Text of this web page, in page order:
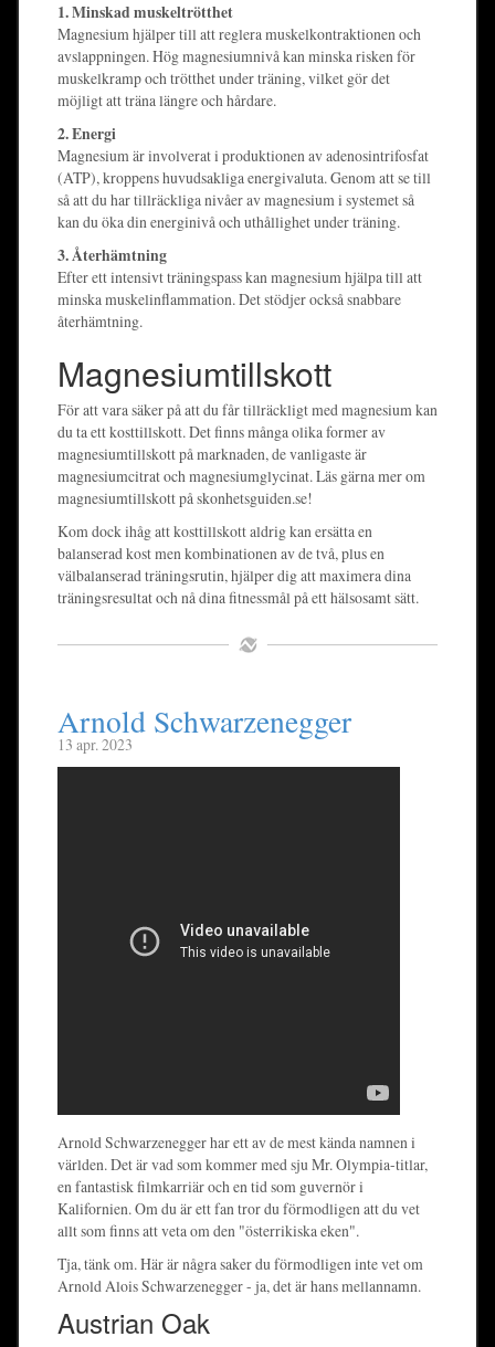
1. Minskad muskeltrötthet
Magnesium hjälper till att reglera muskelkontraktionen och
avslappningen. Hög magnesiumnivå kan minska risken för
muskelkramp och trötthet under träning, vilket gör det
möjligt att träna längre och hårdare.
2. Energi
Magnesium är involverat i produktionen av adenosintrifosfat
(ATP), kroppens huvudsakliga energivaluta. Genom att se till
så att du har tillräckliga nivåer av magnesium i systemet så
kan du öka din energinivå och uthållighet under träning.
3. Återhämtning
Efter ett intensivt träningspass kan magnesium hjälpa till att
minska muskelinflammation. Det stödjer också snabbare
återhämtning.
Magnesiumtillskott
För att vara säker på att du får tillräckligt med magnesium kan
du ta ett kosttillskott. Det finns många olika former av
magnesiumtillskott på marknaden, de vanligaste är
magnesiumcitrat och magnesiumglycinat. Läs gärna mer om
magnesiumtillskott på skonhetsguiden.se!
Kom dock ihåg att kosttillskott aldrig kan ersätta en
balanserad kost men kombinationen av de två, plus en
välbalanserad träningsrutin, hjälper dig att maximera dina
träningsresultat och nå dina fitnessmål på ett hälsosamt sätt.
Arnold Schwarzenegger
13 apr. 2023
Arnold Schwarzenegger har ett av de mest kända namnen i
världen. Det är vad som kommer med sju Mr. Olympia-titlar,
en fantastisk filmkarriär och en tid som guvernör i
Kalifornien. Om du är ett fan tror du förmodligen att du vet
allt som finns att veta om den "österrikiska eken".
Tja, tänk om. Här är några saker du förmodligen inte vet om
Arnold Alois Schwarzenegger - ja, det är hans mellannamn.
Austrian Oak